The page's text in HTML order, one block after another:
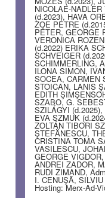
NICOLAE-
(d.2023), HAVA
ZOE PETRE
PÉTER, GEORGE
VERONICA
(d.2022) ERIKA
SCHVEIGER
SCHIMMERLING,
ILONA SIMON,
SOCEA, CARMEN
STOICAN, LANIS
EDITH
SZABO, G.
SZILÁGYI
EVA SZMUK
ZOLTÁN TIBORI
ŞTEFĂNESCU,
CRISTINA TOMA
VASILESCU,
GEORGE
ANDREI ZADOR,
RUDI ZIMAND,
I. CENUŞĂ,
Hosting: Merx-Ad-